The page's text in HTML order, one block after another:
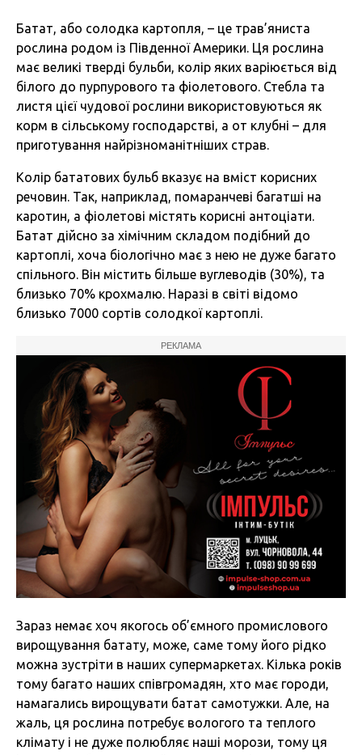
Батат, або солодка картопля, – це трав’яниста
рослина родом із Південної Америки. Ця рослина
має великі тверді бульби, колір яких варіюється від
білого до пурпурового та фіолетового. Стебла та
листя цієї чудової рослини використовуються як
корм в сільському господарстві, а от клубні – для
приготування найрізноманітніших страв.
Колір бататових бульб вказує на вміст корисних
речовин. Так, наприклад, помаранчеві багатші на
каротин, а фіолетові містять корисні антоціати.
Батат дійсно за хімічним складом подібний до
картоплі, хоча біологічно має з нею не дуже багато
спільного. Він містить більше вуглеводів (30%), та
близько 70% крохмалю. Наразі в світі відомо
близько 7000 сортів солодкої картоплі.
РЕКЛАМА
Зараз немає хоч якогось об’ємного промислового
вирощування батату, може, саме тому його рідко
можна зустріти в наших супермаркетах. Кілька років
тому багато наших співгромадян, хто має городи,
намагались вирощувати батат самотужки. Але, на
жаль, ця рослина потребує вологого та теплого
клімату і не дуже полюбляє наші морози, тому ця